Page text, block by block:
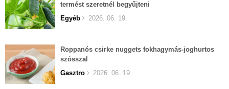
termést szeretnél begyűjteni
Egyéb
2026. 06. 19.
Roppanós csirke nuggets fokhagymás-joghurtos
szósszal
Gasztro
2026. 06. 19.